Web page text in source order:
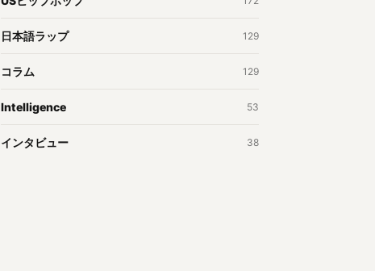
日本語ラップ 129
コラム 129
Intelligence 53
インタビュー 38